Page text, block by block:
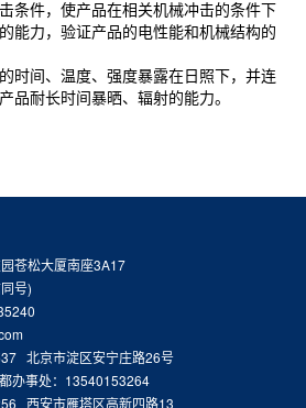
条件，使产品在相关机械冲击的条件下
能力，验证产品的电性能和机械结构的
时间、温度、强度暴露在日照下，并连
品耐长时间暴晒、辐射的能力。
苍松大厦南座3A17
号)
北京市淀区安宁庄路26号
：13540153264
西安市雁塔区高新四路13